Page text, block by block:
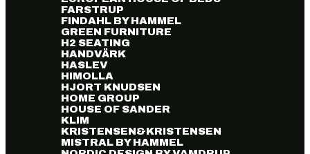
FARSTRUP
FINDAHL BY HAMMEL
GREEN FURNITURE
H2 SEATING
HANDVÄRK
HASLEV
HIMOLLA
HJORT KNUDSEN
HOME GROUP
HOUSE OF SANDER
KLIM
KRISTENSEN&KRISTENSEN
MISTRAL BY HAMMEL